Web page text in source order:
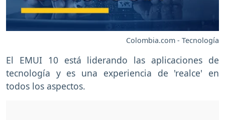
Colombia.com - Tecnología
El EMUI 10 está liderando las aplicaciones de
tecnología y es una experiencia de 'realce' en
todos los aspectos.